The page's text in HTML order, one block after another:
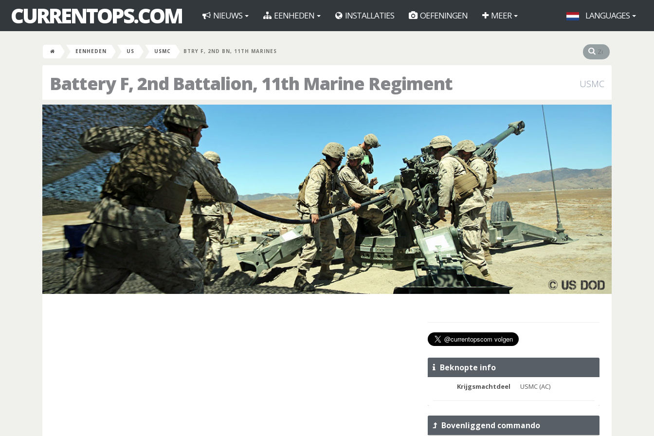
CURRENTOPS.COM NIEUWS EENHEDEN INSTALLATIES OEFENINGEN MEER LANGUAGES
EENHEDEN US USMC BTRY F, 2ND BN, 11TH MARINES
Battery F, 2nd Battalion, 11th Marine Regiment USMC
Beknopte info
Krijgsmachtdeel USMC (AC)
Bovenliggend commando